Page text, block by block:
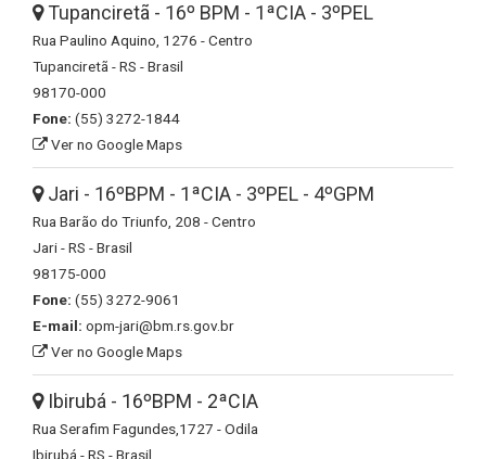
Tupanciretã - 16º BPM - 1ªCIA - 3ºPEL
Rua Paulino Aquino, 1276 - Centro
Tupanciretã - RS - Brasil
98170-000
Fone: (55) 3272-1844
Ver no Google Maps
Jari - 16ºBPM - 1ªCIA - 3ºPEL - 4ºGPM
Rua Barão do Triunfo, 208 - Centro
Jari - RS - Brasil
98175-000
Fone: (55) 3272-9061
E-mail: opm-jari@bm.rs.gov.br
Ver no Google Maps
Ibirubá - 16ºBPM - 2ªCIA
Rua Serafim Fagundes,1727 - Odila
Ibirubá - RS - Brasil